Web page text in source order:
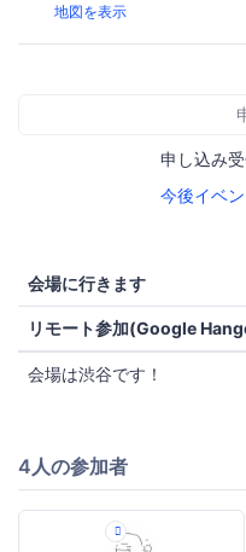
地図を表示
申し込み
今後イベ
会場に行きます
リモート参加(Google
会場は渋谷です！
4人の参加者